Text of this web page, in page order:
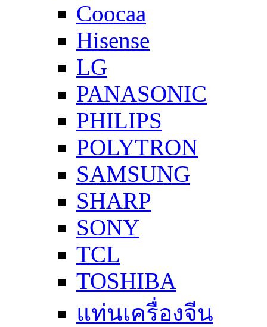
Coocaa
Hisense
LG
PANASONIC
PHILIPS
POLYTRON
SAMSUNG
SHARP
SONY
TCL
TOSHIBA
แท่นเครื่องจีน